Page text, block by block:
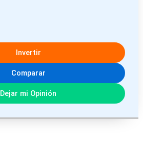
Invertir
Comparar
Dejar mi Opinión